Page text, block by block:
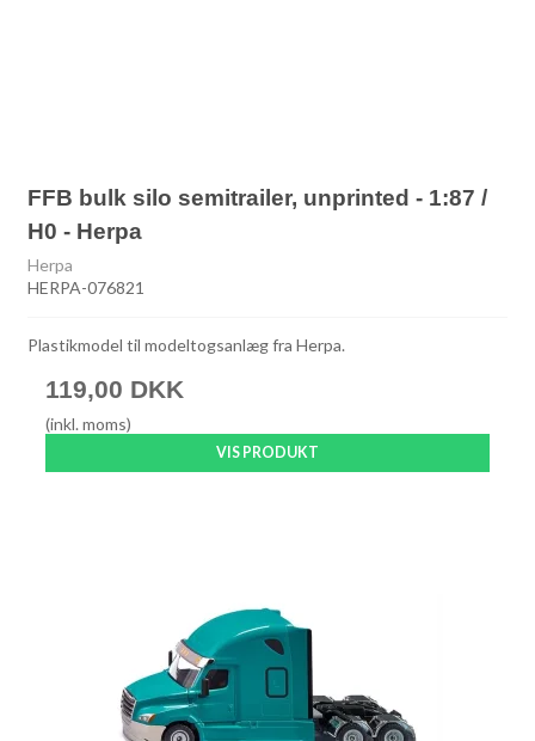
FFB bulk silo semitrailer, unprinted - 1:87 /
H0 - Herpa
Herpa
HERPA-076821
Plastikmodel til modeltogsanlæg fra Herpa.
119,00 DKK
(inkl. moms)
VIS PRODUKT